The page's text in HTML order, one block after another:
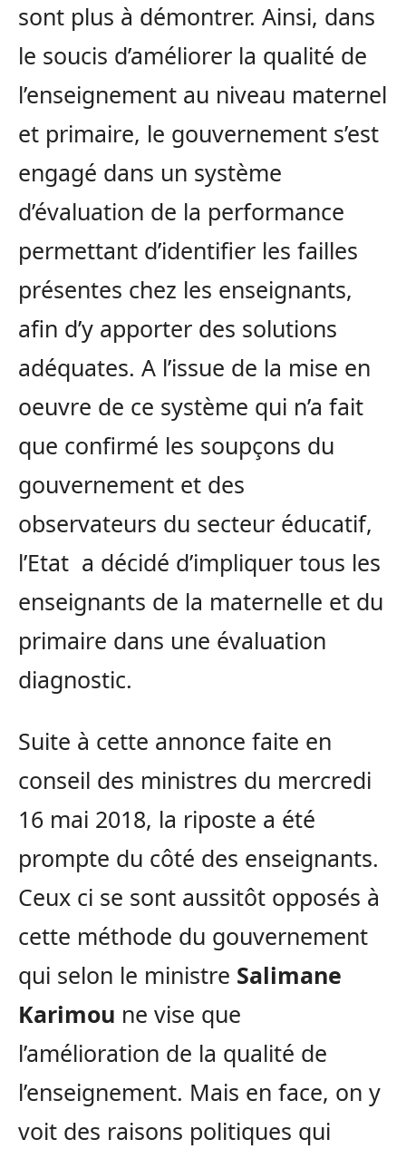
sont plus à démontrer. Ainsi, dans
le soucis d’améliorer la qualité de
l’enseignement au niveau maternel
et primaire, le gouvernement s’est
engagé dans un système
d’évaluation de la performance
permettant d’identifier les failles
présentes chez les enseignants,
afin d’y apporter des solutions
adéquates. A l’issue de la mise en
oeuvre de ce système qui n’a fait
que confirmé les soupçons du
gouvernement et des
observateurs du secteur éducatif,
l’Etat a décidé d’impliquer tous les
enseignants de la maternelle et du
primaire dans une évaluation
diagnostic.
Suite à cette annonce faite en
conseil des ministres du mercredi
16 mai 2018, la riposte a été
prompte du côté des enseignants.
Ceux ci se sont aussitôt opposés à
cette méthode du gouvernement
qui selon le ministre Salimane
Karimou ne vise que
l’amélioration de la qualité de
l’enseignement. Mais en face, on y
voit des raisons politiques qui